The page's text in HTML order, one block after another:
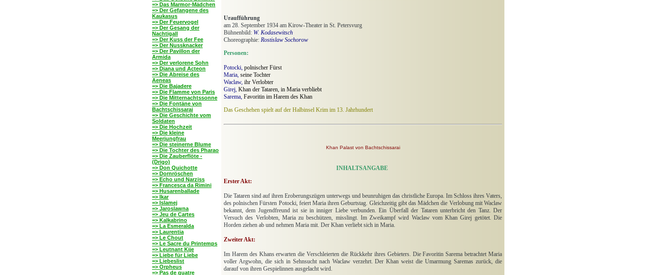
=> Das Marmor-Mädchen
=> Der Gefangene des
Kaukasus
=> Der Feuervogel
=> Der Gesang der
Nachtigall
=> Der Kuss der Fee
=> Der Nussknacker
=> Der Pavillon der
Armida
=> Der verlorene Sohn
=> Diana und Acteon
=> Die Abreise des
Aeneas
=> Die Bajadere
=> Die Flamme von Paris
=> Die Mitternachtssonne
=> Die Fontäne von
Bachtschissarai
=> Die Geschichte vom
Soldaten
=> Die Hochzeit
=> Die kleine
Meerjungfrau
=> Die steinerne Blume
=> Die Tochter des Pharao
=> Die Zauberflöte -
(Drigo)
=> Don Quichotte
=> Dornröschen
=> Echo und Narziss
=> Francesca da Rimini
=> Husarenballade
=> Ikar
=> Islamej
=> Jaroslawna
=> Jeu de Cartes
=> Kalkabrino
=> La Esmeralda
=> Laurentia
=> Le Chout
=> Le Sacre du Printemps
=> Leutnant Kije
=> Liebe für Liebe
=> Liebeslist
=> Orpheus
=> Pas de quatre
Uraufführung
am 28. September 1934 am Kirow-Theater in St. Petersvurg
Bühnenbild: W. Kodasewitsch
Choreographie: Rostislaw Sochorow
Personen:
Potocki, polnischer Fürst
Maria, seine Tochter
Waclaw, ihr Verlobter
Girej, Khan der Tataren, in Maria verbliebt
Sarema, Favoritin im Harem des Khan
Das Geschehen spielt auf der Halbinsel Krim im 13. Jahrhundert
Khan Palast von Bachtschissarai
INHALTSANGABE
Erster Akt:
Die Tataren sind auf ihren Eroberungszügen unterwegs und beunruhigen das christliche Europa. Im Schloss ihres Vaters,
des polnischen Fürsten Potocki, feiert Maria ihren Geburtstag. Gleichzeitig gibt das Mädchen die Verlobung mit Waclaw
bekannt, dem Jugendfreund ist sie in inniger Liebe verbunden. Ein Überfall der Tataren unterbricht den Tanz. Der
Versuch des Verlobten, Maria zu beschützen, misslingt. Im Zweikampf wird Waclaw vom Khan Girej getötet. Die
Horden ziehen ab und nehmen Maria mit. Der Khan verliebt sich in Maria.
Zweiter Akt:
Im Harem des Khans erwarten die Verschleierten die Rückkehr ihres Gebieters. Die Favoritin Sarema betrachtet Maria
voller Argwohn, die sich in Sehnsucht nach Waclaw verzehrt. Der Khan weist die Umarmung Saremas zurück, die
darauf von ihren Gespielinnen ausgelacht wird.